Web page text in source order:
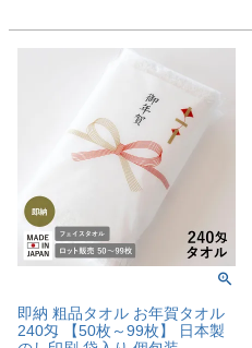
即納 粗品タオル お年賀タオル
240匁 【50枚～99枚】 日本製